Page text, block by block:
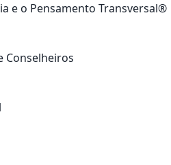
e o Pensamento Transversal®
Conselheiros